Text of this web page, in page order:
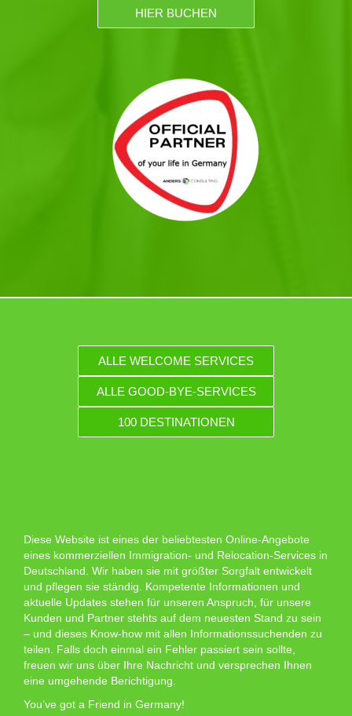
HIER BUCHEN
ALLE WELCOME SERVICES
ALLE GOOD-BYE-SERVICES
100 DESTINATIONEN
Diese Website ist eines der beliebtesten Online-Angebote
eines kommerziellen Immigration- und Relocation-Services in
Deutschland. Wir haben sie mit größter Sorgfalt entwickelt
und pflegen sie ständig. Kompetente Informationen und
aktuelle Updates stehen für unseren Anspruch, für unsere
Kunden und Partner stehts auf dem neuesten Stand zu sein
– und dieses Know-how mit allen Informationssuchenden zu
teilen. Falls doch einmal ein Fehler passiert sein sollte,
freuen wir uns über Ihre Nachricht und versprechen Ihnen
eine umgehende Berichtigung.
You’ve got a Friend in Germany!